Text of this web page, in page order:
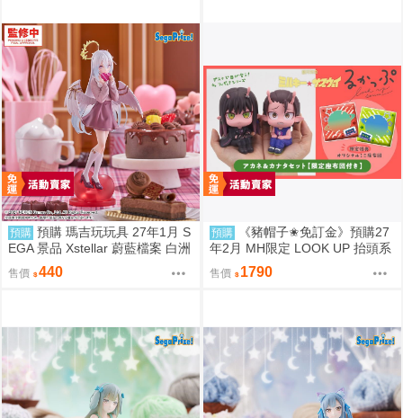
預購 預購 瑪吉玩玩具 27年1月 S
EGA 景品 Xstellar 蔚藍檔案 白洲
梓 ～Happy Valentine!!～
售價 440
預購
《豬帽子✬免訂金》預購27
年2月 MH限定 LOOK UP 抬頭系
列 銀河特急Milky☆Subway 朱音
&鐵多 套組 0812
售價 1790